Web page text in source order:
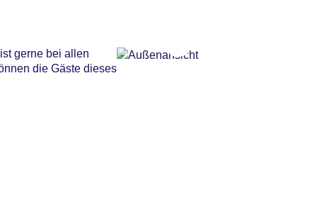
gerne bei allen
die Gäste dieses